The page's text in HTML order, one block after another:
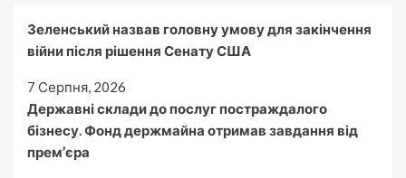
Зеленський назвав головну умову для закінчення
війни після рішення Сенату США
7 Серпня, 2026
Державні склади до послуг постраждалого
бізнесу. Фонд держмайна отримав завдання від
прем’єра